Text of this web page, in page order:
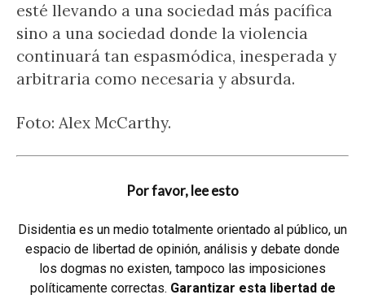
esté llevando a una sociedad más pacífica
sino a una sociedad donde la violencia
continuará tan espasmódica, inesperada y
arbitraria como necesaria y absurda.
Foto: Alex McCarthy.
Por favor, lee esto
Disidentia es un medio totalmente orientado al público, un
espacio de libertad de opinión, análisis y debate donde
los dogmas no existen, tampoco las imposiciones
políticamente correctas. Garantizar esta libertad de